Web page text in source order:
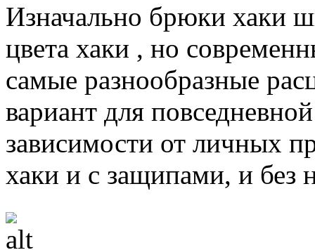
Изначально брюки хаки
цвета хаки , но
самые разнообразные
вариант для
зависимости от личных
хаки и с защипами, и без